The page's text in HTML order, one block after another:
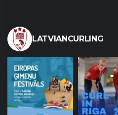
LATVIANCURLING